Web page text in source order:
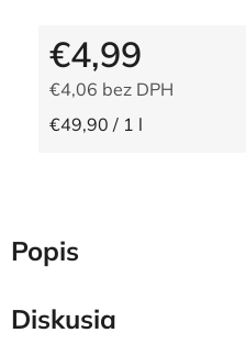
€4,99
€4,06 bez DPH
Jednotková cena:
€49,90 / 1 l
Popis
Diskusia